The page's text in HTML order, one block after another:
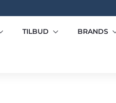
TILBUD BRANDS